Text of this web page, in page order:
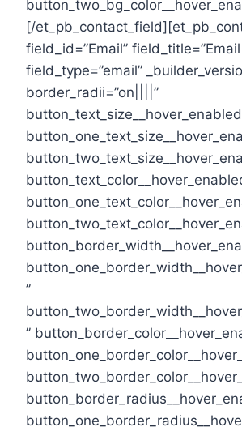
[/
field_id=”Email”
field_type=”email”
border_radii=”on||||”
”
”